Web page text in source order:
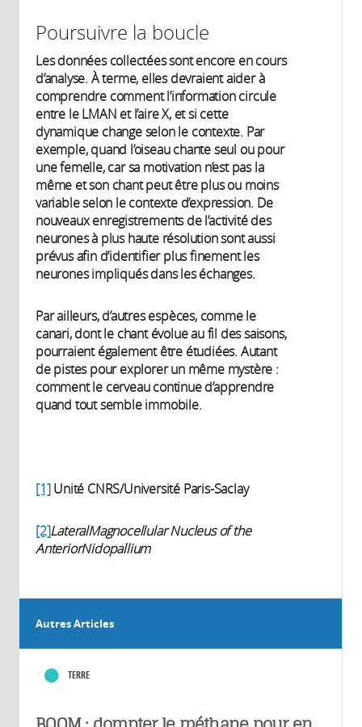
Poursuivre la boucle
Les données collectées sont encore en cours
d’analyse. À terme, elles devraient aider à
comprendre comment l’information circule
entre le LMAN et l’aire X, et si cette
dynamique change selon le contexte. Par
exemple, quand l’oiseau chante seul ou pour
une femelle, car sa motivation n’est pas la
même et son chant peut être plus ou moins
variable selon le contexte d’expression. De
nouveaux enregistrements de l’activité des
neurones à plus haute résolution sont aussi
prévus afin d’identifier plus finement les
neurones impliqués dans les échanges.
Par ailleurs, d’autres espèces, comme le
canari, dont le chant évolue au fil des saisons,
pourraient également être étudiées. Autant
de pistes pour explorer un même mystère :
comment le cerveau continue d’apprendre
quand tout semble immobile.
[1]Unité CNRS/Université Paris-Saclay
[2]LateralMagnocellular Nucleus of the
AnteriorNidopallium
Autres Articles
TERRE